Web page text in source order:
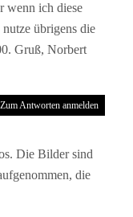
wenn ich diese
übrigens die
Gruß, Norbert
4:59 p.m. Uhr
Die Bilder sind
die
Zum Antworten anmelden